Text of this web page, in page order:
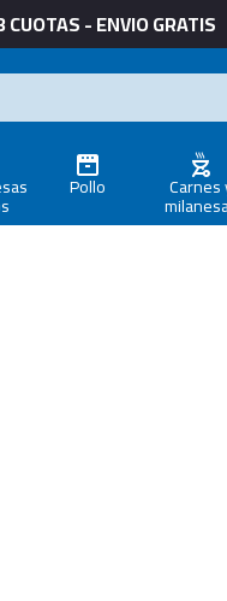
- ENVIO GRATIS
Pollo Carnes